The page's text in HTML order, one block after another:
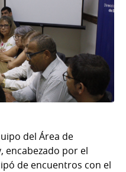
del Área de
encabezado por el
de encuentros con el